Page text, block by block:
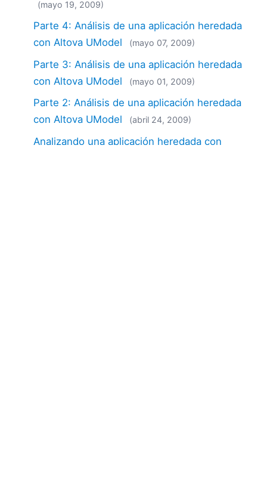
(mayo 19, 2009)
Parte 4: Análisis de una aplicación heredada
con Altova UModel
(mayo 07, 2009)
Parte 3: Análisis de una aplicación heredada
con Altova UModel
(mayo 01, 2009)
Parte 2: Análisis de una aplicación heredada
con Altova UModel
(abril 24, 2009)
Analizando una aplicación heredada con